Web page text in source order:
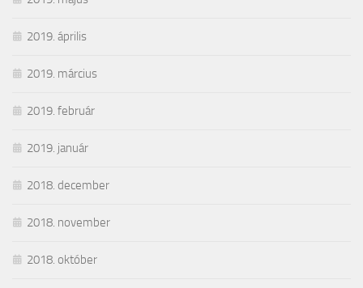
2019. április
2019. március
2019. február
2019. január
2018. december
2018. november
2018. október